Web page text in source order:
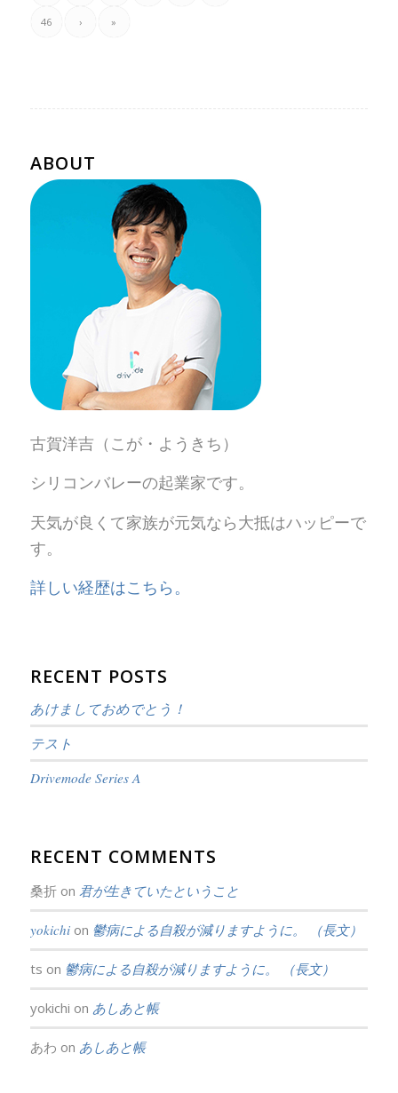
46 › »
ABOUT
古賀洋吉（こが・ようきち）
シリコンバレーの起業家です。
天気が良くて家族が元気なら大抵はハッピーで
す。
詳しい経歴はこちら。
RECENT POSTS
あけましておめでとう！
テスト
Drivemode Series A
RECENT COMMENTS
桑折on 君が生きていたということ
yokichion 鬱病による自殺が減りますように。 （長文）
ts on 鬱病による自殺が減りますように。 （長文）
yokichi on あしあと帳
あわ on あしあと帳